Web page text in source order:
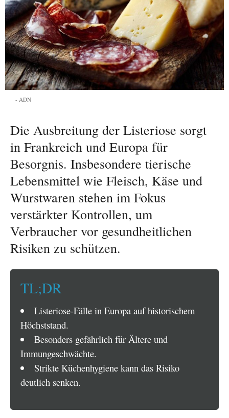
ADN
Die Ausbreitung der Listeriose sorgt
in Frankreich und Europa für
Besorgnis. Insbesondere tierische
Lebensmittel wie Fleisch, Käse und
Wurstwaren stehen im Fokus
verstärkter Kontrollen, um
Verbraucher vor gesundheitlichen
Risiken zu schützen.
TL;DR
Listeriose-Fälle in Europa auf historischem
Höchststand.
Besonders gefährlich für Ältere und
Immungeschwächte.
Strikte Küchenhygiene kann das Risiko
deutlich senken.